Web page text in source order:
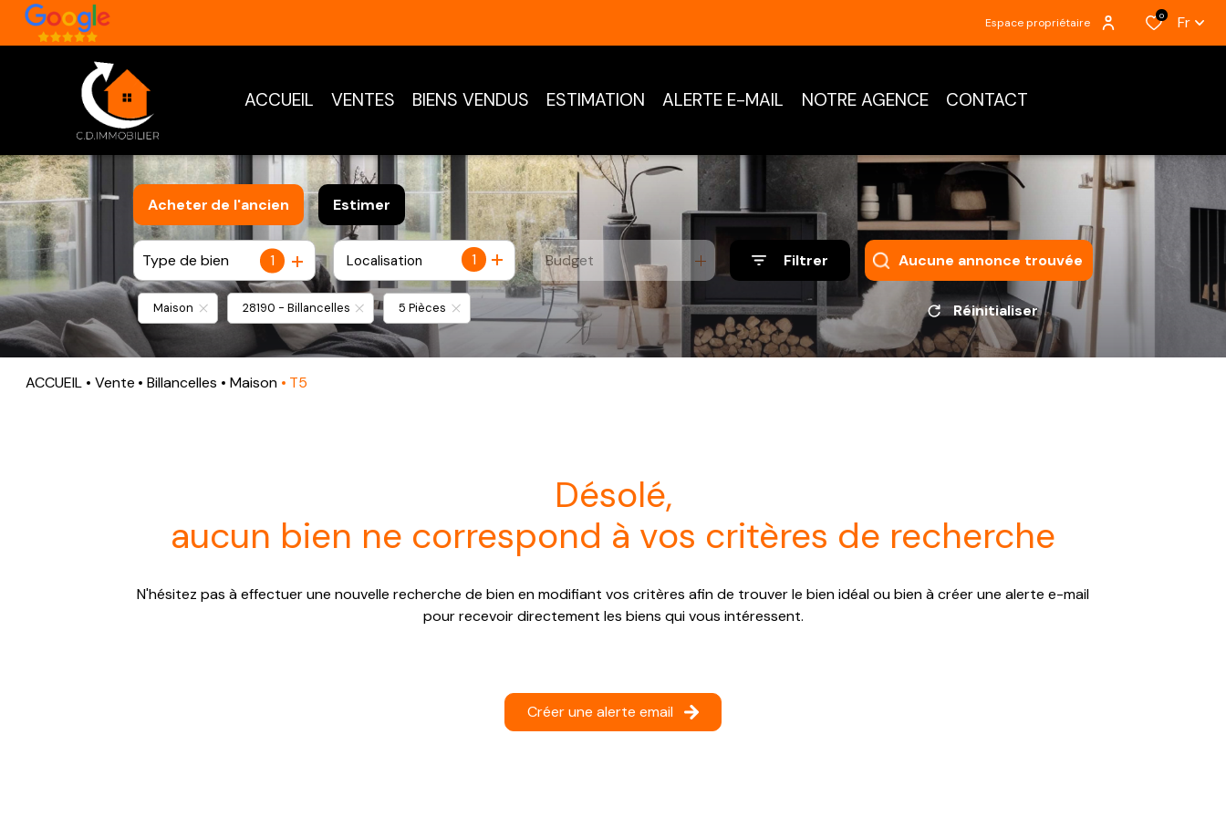
Espace propriétaire
0 Fr
ACCUEIL VENTES BIENS VENDUS ESTIMATION ALERTE E-MAIL NOTRE AGENCE CONTACT
Acheter de l'ancien
De l'ancien
Estimer
Type de bien 1 1
Localisation Budget Filtrer Aucune annonce trouvée
Maison 28190 - Billancelles 5 Pièces Réinitialiser
ACCUEIL Vente Billancelles Maison T5
désolé,
aucun bien ne correspond à vos critères de recherche
N'hésitez pas à effectuer une nouvelle recherche de bien en modifiant vos critères afin de trouver le bien idéal ou bien à créer une alerte e-mail
pour recevoir directement les biens qui vous intéressent.
Créer une alerte email